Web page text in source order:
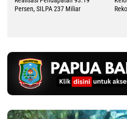
Persen, SILPA 237 Miliar